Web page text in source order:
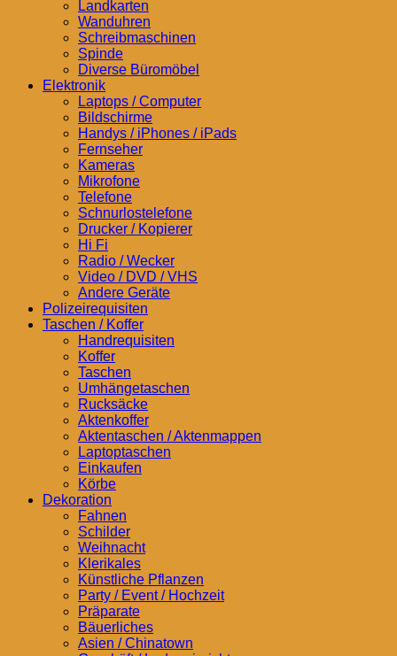
Landkarten
Wanduhren
Schreibmaschinen
Spinde
Diverse Büromöbel
Elektronik
Laptops / Computer
Bildschirme
Handys / iPhones / iPads
Fernseher
Kameras
Mikrofone
Telefone
Schnurlostelefone
Drucker / Kopierer
Hi Fi
Radio / Wecker
Video / DVD / VHS
Andere Geräte
Polizeirequisiten
Taschen / Koffer
Handrequisiten
Koffer
Taschen
Umhängetaschen
Rucksäcke
Aktenkoffer
Aktentaschen / Aktenmappen
Laptoptaschen
Einkaufen
Körbe
Dekoration
Fahnen
Schilder
Weihnacht
Klerikales
Künstliche Pflanzen
Party / Event / Hochzeit
Präparate
Bäuerliches
Asien / Chinatown